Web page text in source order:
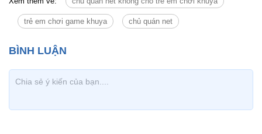
trẻ em chơi game khuya chủ quán net